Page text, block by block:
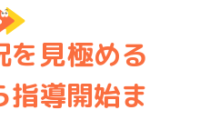
を見極める
指導開始ま